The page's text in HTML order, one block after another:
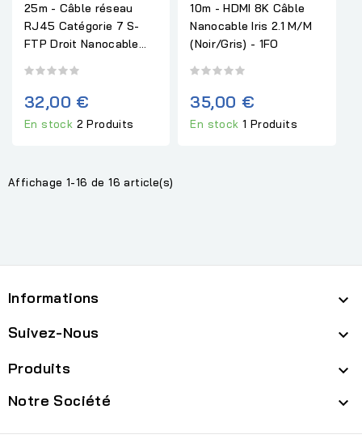
25m - Câble réseau
RJ45 Catégorie 7 S-
FTP Droit Nanocable...
32,00 €
En stock 2 Produits
10m - HDMI 8K Câble
Nanocable Iris 2.1 M/M
(Noir/Gris) - 1FO
35,00 €
En stock1 Produits
Affichage 1-16 de 16 article(s)
Informations 
Suivez-Nous 
Produits 
Notre Société 